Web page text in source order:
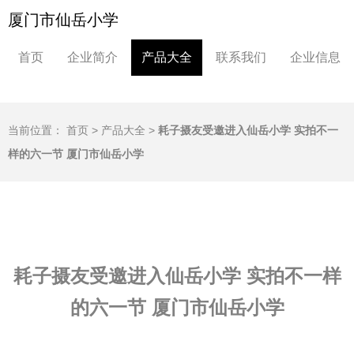
厦门市仙岳小学
首页 企业简介 产品大全 联系我们 企业信息
当前位置： 首页 > 产品大全 > 耗子摄友受邀进入仙岳小学 实拍不一
样的六一节 厦门市仙岳小学
耗子摄友受邀进入仙岳小学 实拍不一样
的六一节 厦门市仙岳小学